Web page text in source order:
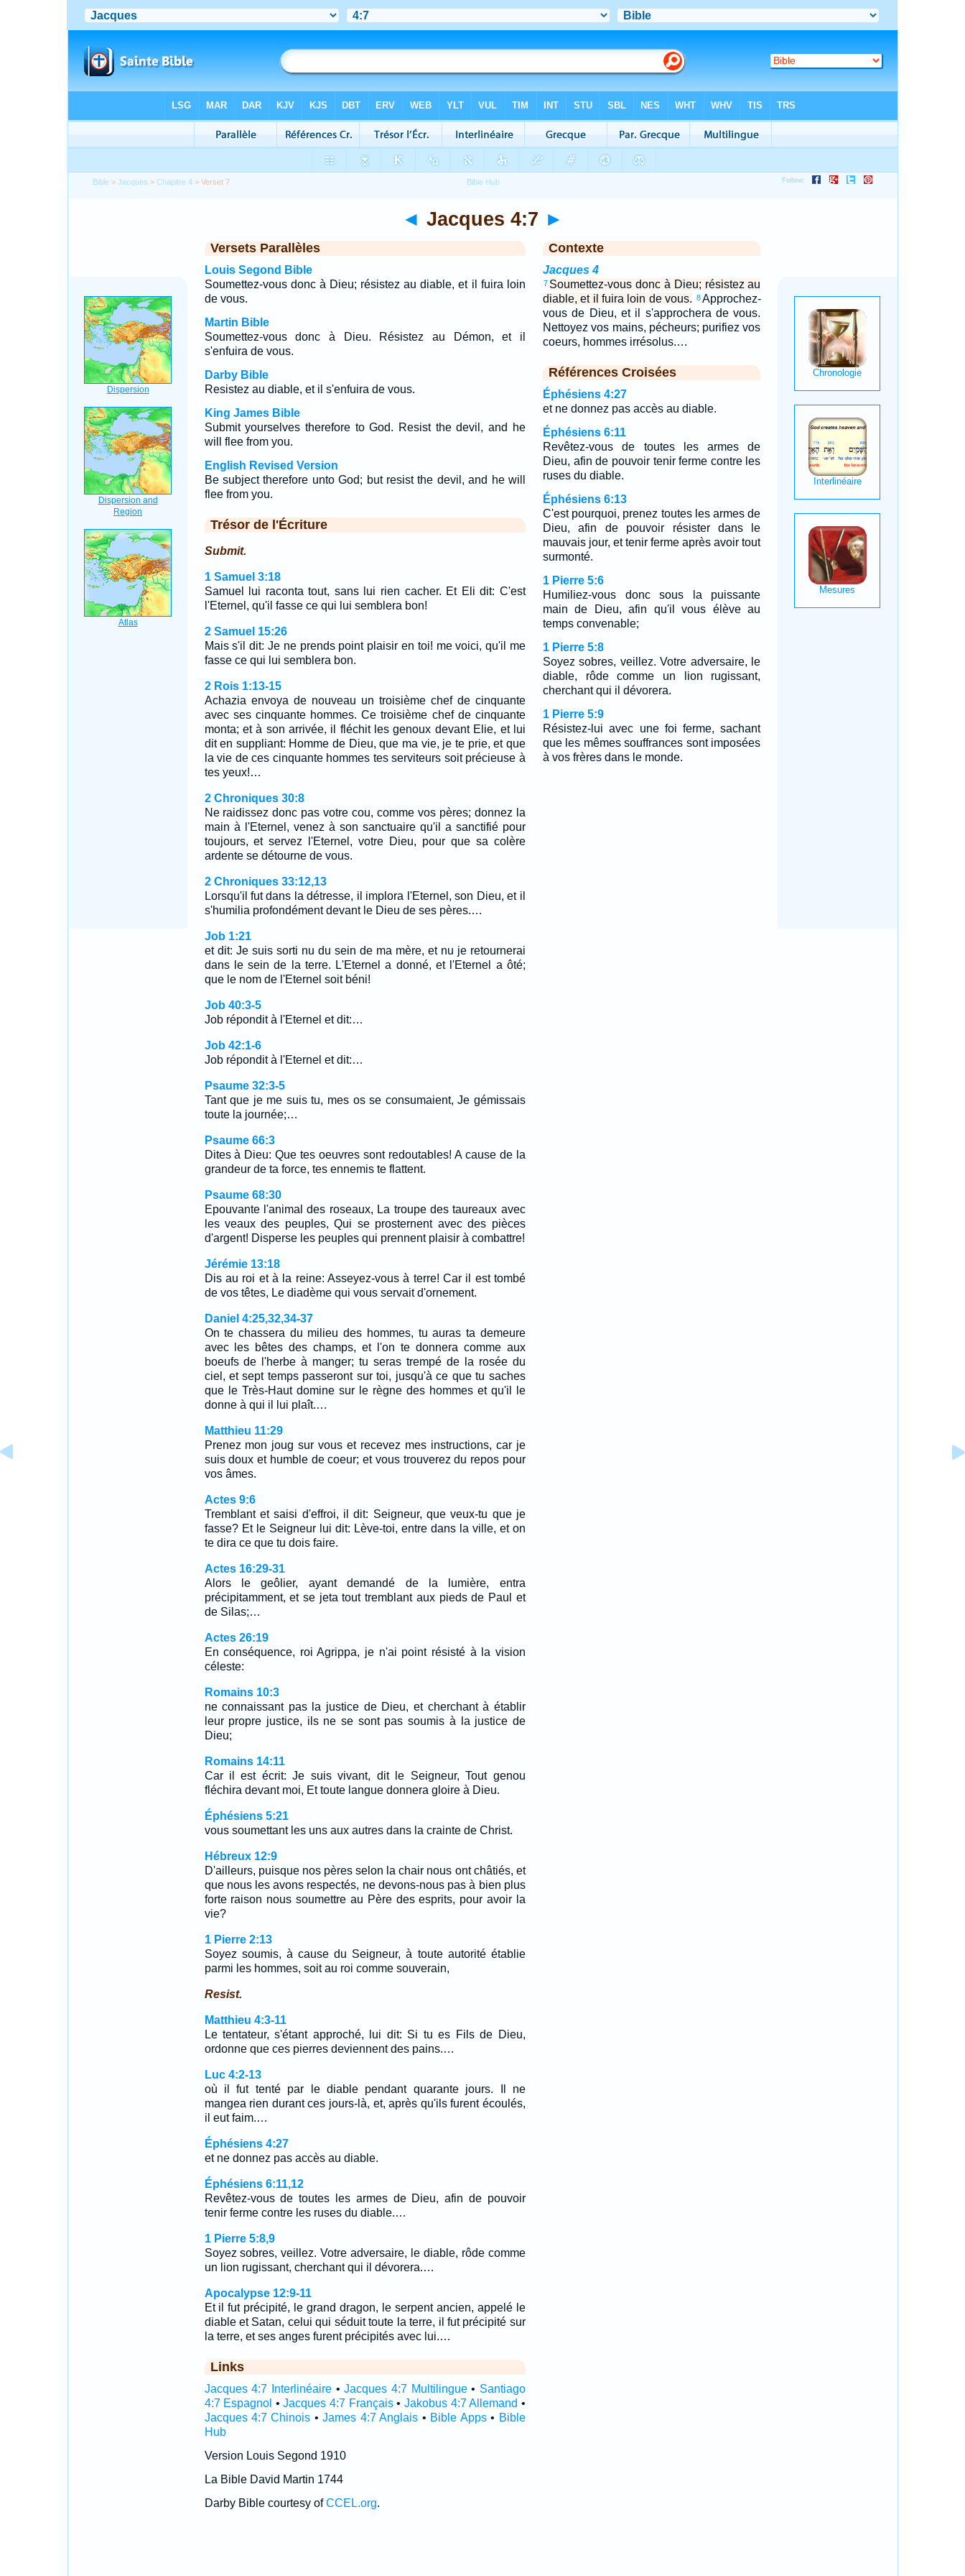
Bible >Jacques >Chapitre 4 > Verset 7
◄ Jacques 4:7 ►
Versets Parallèles
Louis Segond Bible
Soumettez-vous donc à Dieu; résistez au diable, et il fuira loin
de vous.
Martin Bible
Soumettez-vous donc à Dieu. Résistez au Démon, et il
s'enfuira de vous.
Darby Bible
Resistez au diable, et il s'enfuira de vous.
King James Bible
Submit yourselves therefore to God. Resist the devil, and he
will flee from you.
English Revised Version
Be subject therefore unto God; but resist the devil, and he will
flee from you.
Trésor de l'Écriture
Submit.
1 Samuel 3:18
Samuel lui raconta tout, sans lui rien cacher. Et Eli dit: C'est
l'Eternel, qu'il fasse ce qui lui semblera bon!
2 Samuel 15:26
Mais s'il dit: Je ne prends point plaisir en toi! me voici, qu'il me
fasse ce qui lui semblera bon.
2 Rois 1:13-15
Achazia envoya de nouveau un troisième chef de cinquante
avec ses cinquante hommes. Ce troisième chef de cinquante
monta; et à son arrivée, il fléchit les genoux devant Elie, et lui
dit en suppliant: Homme de Dieu, que ma vie, je te prie, et que
la vie de ces cinquante hommes tes serviteurs soit précieuse à
tes yeux!…
2 Chroniques 30:8
Ne raidissez donc pas votre cou, comme vos pères; donnez la
main à l'Eternel, venez à son sanctuaire qu'il a sanctifié pour
toujours, et servez l'Eternel, votre Dieu, pour que sa colère
ardente se détourne de vous.
2 Chroniques 33:12,13
Lorsqu'il fut dans la détresse, il implora l'Eternel, son Dieu, et il
s'humilia profondément devant le Dieu de ses pères.…
Job 1:21
et dit: Je suis sorti nu du sein de ma mère, et nu je retournerai
dans le sein de la terre. L'Eternel a donné, et l'Eternel a ôté;
que le nom de l'Eternel soit béni!
Job 40:3-5
Job répondit à l'Eternel et dit:…
Job 42:1-6
Job répondit à l'Eternel et dit:…
Psaume 32:3-5
Tant que je me suis tu, mes os se consumaient, Je gémissais
toute la journée;…
Psaume 66:3
Dites à Dieu: Que tes oeuvres sont redoutables! A cause de la
grandeur de ta force, tes ennemis te flattent.
Psaume 68:30
Epouvante l'animal des roseaux, La troupe des taureaux avec
les veaux des peuples, Qui se prosternent avec des pièces
d'argent! Disperse les peuples qui prennent plaisir à combattre!
Jérémie 13:18
Dis au roi et à la reine: Asseyez-vous à terre! Car il est tombé
de vos têtes, Le diadème qui vous servait d'ornement.
Daniel 4:25,32,34-37
On te chassera du milieu des hommes, tu auras ta demeure
avec les bêtes des champs, et l'on te donnera comme aux
boeufs de l'herbe à manger; tu seras trempé de la rosée du
ciel, et sept temps passeront sur toi, jusqu'à ce que tu saches
que le Très-Haut domine sur le règne des hommes et qu'il le
donne à qui il lui plaît.…
Matthieu 11:29
Prenez mon joug sur vous et recevez mes instructions, car je
suis doux et humble de coeur; et vous trouverez du repos pour
vos âmes.
Actes 9:6
Tremblant et saisi d'effroi, il dit: Seigneur, que veux-tu que je
fasse? Et le Seigneur lui dit: Lève-toi, entre dans la ville, et on
te dira ce que tu dois faire.
Actes 16:29-31
Alors le geôlier, ayant demandé de la lumière, entra
précipitamment, et se jeta tout tremblant aux pieds de Paul et
de Silas;…
Actes 26:19
En conséquence, roi Agrippa, je n'ai point résisté à la vision
céleste:
Romains 10:3
ne connaissant pas la justice de Dieu, et cherchant à établir
leur propre justice, ils ne se sont pas soumis à la justice de
Dieu;
Romains 14:11
Car il est écrit: Je suis vivant, dit le Seigneur, Tout genou
fléchira devant moi, Et toute langue donnera gloire à Dieu.
Éphésiens 5:21
vous soumettant les uns aux autres dans la crainte de Christ.
Hébreux 12:9
D'ailleurs, puisque nos pères selon la chair nous ont châtiés, et
que nous les avons respectés, ne devons-nous pas à bien plus
forte raison nous soumettre au Père des esprits, pour avoir la
vie?
1 Pierre 2:13
Soyez soumis, à cause du Seigneur, à toute autorité établie
parmi les hommes, soit au roi comme souverain,
Resist.
Matthieu 4:3-11
Le tentateur, s'étant approché, lui dit: Si tu es Fils de Dieu,
ordonne que ces pierres deviennent des pains.…
Luc 4:2-13
où il fut tenté par le diable pendant quarante jours. Il ne
mangea rien durant ces jours-là, et, après qu'ils furent écoulés,
il eut faim.…
Éphésiens 4:27
et ne donnez pas accès au diable.
Éphésiens 6:11,12
Revêtez-vous de toutes les armes de Dieu, afin de pouvoir
tenir ferme contre les ruses du diable.…
1 Pierre 5:8,9
Soyez sobres, veillez. Votre adversaire, le diable, rôde comme
un lion rugissant, cherchant qui il dévorera.…
Apocalypse 12:9-11
Et il fut précipité, le grand dragon, le serpent ancien, appelé le
diable et Satan, celui qui séduit toute la terre, il fut précipité sur
la terre, et ses anges furent précipités avec lui.…
Links
Jacques 4:7 Interlinéaire•Jacques 4:7 Multilingue• Santiago
4:7 Espagnol •Jacques 4:7 Français• Jakobus 4:7 Allemand •
Jacques 4:7 Chinois •James 4:7 Anglais • Bible Apps• Bible
Hub
Version Louis Segond 1910
La Bible David Martin 1744
Darby Bible courtesy ofCCEL.org.
Contexte
Jacques 4
7 Soumettez-vous donc à Dieu; résistez au
diable, et il fuira loin de vous. 8 Approchez-
vous de Dieu, et il s'approchera de vous.
Nettoyez vos mains, pécheurs; purifiez vos
coeurs, hommes irrésolus.…
Références Croisées
Éphésiens 4:27
et ne donnez pas accès au diable.
Éphésiens 6:11
Revêtez-vous de toutes les armes de
Dieu, afin de pouvoir tenir ferme contre les
ruses du diable.
Éphésiens 6:13
C'est pourquoi, prenez toutes les armes de
Dieu, afin de pouvoir résister dans le
mauvais jour, et tenir ferme après avoir tout
surmonté.
1 Pierre 5:6
Humiliez-vous donc sous la puissante
main de Dieu, afin qu'il vous élève au
temps convenable;
1 Pierre 5:8
Soyez sobres, veillez. Votre adversaire, le
diable, rôde comme un lion rugissant,
cherchant qui il dévorera.
1 Pierre 5:9
Résistez-lui avec une foi ferme, sachant
que les mêmes souffrances sont imposées
à vos frères dans le monde.